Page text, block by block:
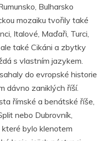
Bulharsko
mozaiku tvořily také
Italové, Maďaři, Turci,
ale také Cikáni a zbytky
s vlastním jazykem.
do evropské historie
dávno zaniklých říší.
římské a benátské říše,
nebo Dubrovník,
bylo klenotem